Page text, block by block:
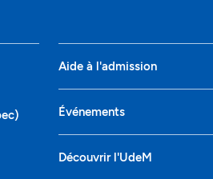
Aide à l'admission
Événements
Découvrir l'UdeM